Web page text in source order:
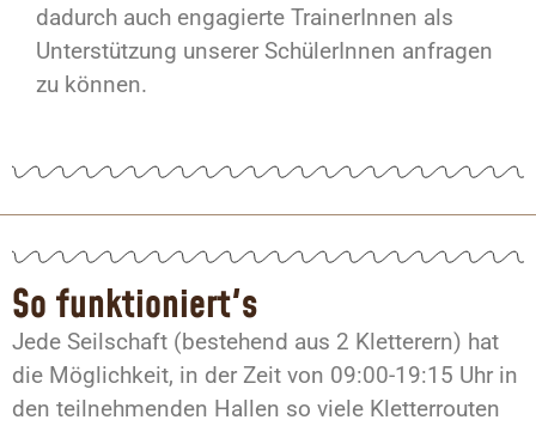
dadurch auch engagierte TrainerInnen als
Unterstützung unserer SchülerInnen anfragen
zu können.
So funktioniert's
Jede Seilschaft (bestehend aus 2 Kletterern) hat
die Möglichkeit, in der Zeit von 09:00-19:15 Uhr in
den teilnehmenden Hallen so viele Kletterrouten